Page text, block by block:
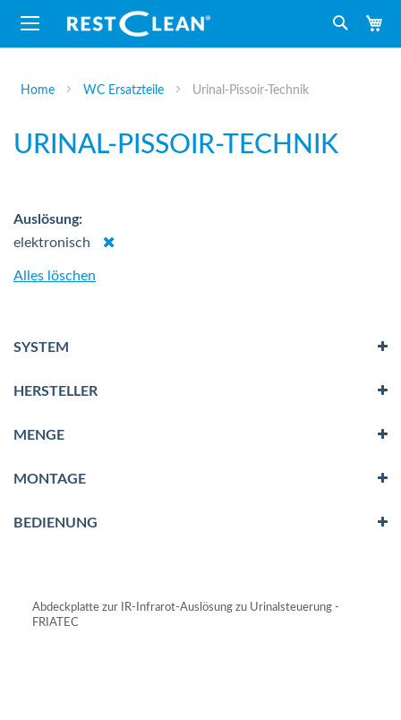
Suche
Home WC Ersatzteile Urinal-Pissoir-Technik
URINAL-PISSOIR-TECHNIK
Abdeckplatte zur IR-Infrarot-Auslösung zu Urinalsteuerung -
FRIATEC
Auslösung
elektronisch
Dies
Alles löschen
SYSTEM
HERSTELLER
MENGE
MONTAGE
BEDIENUNG